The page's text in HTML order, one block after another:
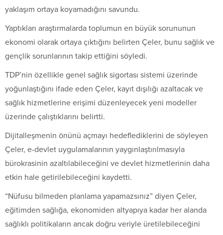
yaklaşım ortaya koyamadığını savundu.
Yaptıkları araştırmalarda toplumun en büyük sorununun
ekonomi olarak ortaya çıktığını belirten Çeler, bunu sağlık ve
gençlik sorunlarının takip ettiğini söyledi.
TDP’nin özellikle genel sağlık sigortası sistemi üzerinde
yoğunlaştığını ifade eden Çeler, kayıt dışılığı azaltacak ve
sağlık hizmetlerine erişimi düzenleyecek yeni modeller
üzerinde çalıştıklarını belirtti.
Dijitalleşmenin önünü açmayı hedeflediklerini de söyleyen
Çeler, e-devlet uygulamalarının yaygınlaştırılmasıyla
bürokrasinin azaltılabileceğini ve devlet hizmetlerinin daha
etkin hale getirilebileceğini kaydetti.
“Nüfusu bilmeden planlama yapamazsınız” diyen Çeler,
eğitimden sağlığa, ekonomiden altyapıya kadar her alanda
sağlıklı politikaların ancak doğru veriyle üretilebileceğini